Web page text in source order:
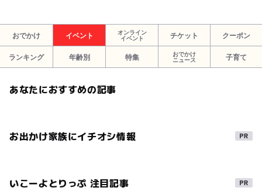
おでかけ イベント
オンライン
イベント
チケット クーポン
ランキング 年齢別 特集
おでかけ
ニュース
子育て
あなたにおすすめの記事
お出かけ家族にイチオシ情報
いこーよとりっぷ 注目記事